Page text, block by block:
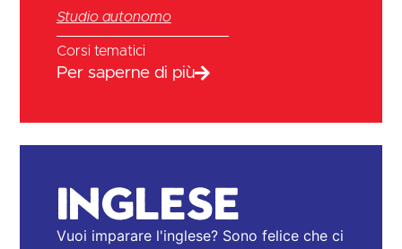
Studio autonomo
Corsi tematici
Per saperne di più
Inglese
Vuoi imparare l'inglese? Sono felice che ci